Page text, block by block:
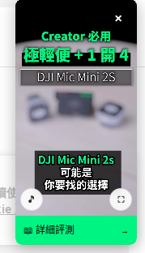
使用
政
經同意嚴禁
345 萬
×
🎵 ⛶
📖 詳細評測 →